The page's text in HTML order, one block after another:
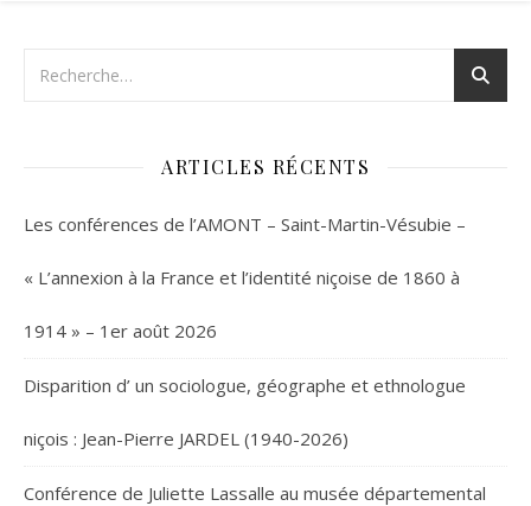
ARTICLES RÉCENTS
Les conférences de l’AMONT – Saint-Martin-Vésubie –
« L’annexion à la France et l’identité niçoise de 1860 à
1914 » – 1er août 2026
Disparition d’ un sociologue, géographe et ethnologue
niçois : Jean-Pierre JARDEL (1940-2026)
Conférence de Juliette Lassalle au musée départemental